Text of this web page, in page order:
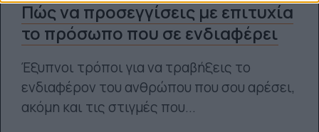
Πώς να προσεγγίσεις με επιτυχία
το πρόσωπο που σε ενδιαφέρει
Έξυπνοι τρόποι για να τραβήξεις το
ενδιαφέρον του ανθρώπου που σου αρέσει,
ακόμη και τις στιγμές που...